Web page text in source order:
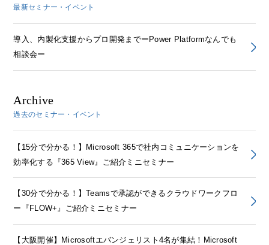
最新セミナー・イベント
導入、内製化支援からプロ開発までーPower Platformなんでも
相談会ー
Archive
過去のセミナー・イベント
【15分で分かる！】Microsoft 365で社内コミュニケーションを
効率化する『365 View』ご紹介ミニセミナー
【30分で分かる！】Teamsで承認ができるクラウドワークフロ
ー『FLOW+』ご紹介ミニセミナー
【大阪開催】Microsoftエバンジェリスト4名が集結！Microsoft